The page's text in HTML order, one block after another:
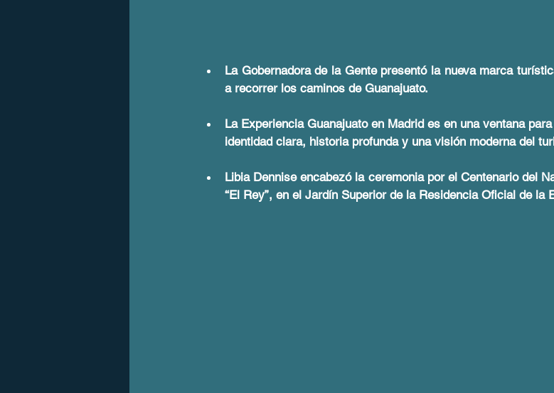
La Gobernadora de la Gente presentó la nueva marca
a recorrer los caminos de Guanajuato.
La Experiencia Guanajuato en Madrid es en una ventana
identidad clara, historia profunda y una visión moderna del
Libia Dennise encabezó la ceremonia por el Centenario del
“El Rey”, en el Jardín Superior de la Residencia Oficial de la